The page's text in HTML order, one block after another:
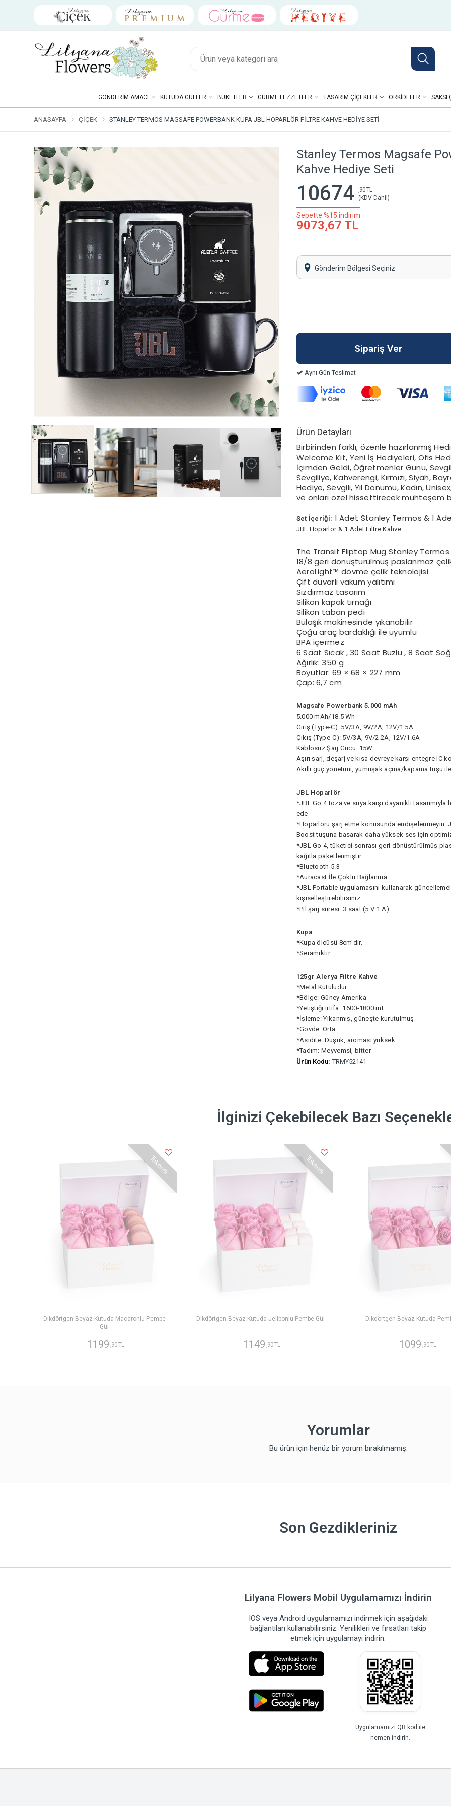
GÖNDERIM AMACI KUTUDA GÜLLER BUKETLER GURME LEZZETLER TASARIM ÇIÇEKLER ORKIDELER SAKSI
ANASAYFA ÇIÇEK STANLEY TERMOS MAGSAFE POWERBANK KUPA JBL HOPARLÖR FILTRE KAHVE HEDIYE SETI
Stanley Termos Magsafe
Kahve Hediye Seti
10674
,90 TL
(KDV Dahil)
Sepette %15 indirim
9073,67 TL
Gönderim Bölgesi Seçiniz
Aynı Gün Teslimat
Ürün Detayları
Birbirinden farklı, özenle hazırlanmış
Welcome Kit, Yeni İş Hediyeleri, Ofis
İçimden Geldi, Öğretmenler Günü,
Sevgiliye, Kahverengi, Kırmızı, Siyah,
Hediye, Sevgili, Yıl Dönümü, Kadın,
ve onları özel hissettirecek muhteşem
Set İçeriği: 1 Adet Stanley Termos & 1
JBL Hoparlör & 1 Adet Filtre Kahve
The Transit Fliptop Mug Stanley Termos
18/8 geri dönüştürülmüş paslanmaz
AeroLight™ dövme çelik teknolojisi
Çift duvarlı vakum yalıtımı
Sızdırmaz tasarım
Silikon kapak tırnağı
Silikon taban pedi
Bulaşık makinesinde yıkanabilir
Çoğu araç bardaklığı ile uyumlu
BPA içermez
6 Saat Sıcak , 30 Saat Buzlu , 8 Saat
Ağırlık: 350 g
Boyutlar: 69 × 68 × 227 mm
Çap: 6,7 cm
Magsafe Powerbank 5.000 mAh
5.000 mAh/18.5 Wh
Giriş (Type-C): 5V/3A, 9V/2A, 12V/1.5A
Çıkış (Type-C): 5V/3A, 9V/2.2A, 12V/1.6A
Kablosuz Şarj Gücü: 15W
Aşırı şarj, deşarj ve kısa devreye karşı entegre IC
Akıllı güç yönetimi, yumuşak açma/kapama tuşu
JBL Hoparlör
*JBL Go 4 toza ve suya karşı dayanıklı
ede
*Hoparlörü şarj etme konusunda endişelenmeyin.
Boost tuşuna basarak daha yüksek ses için
*JBL Go 4, tüketici sonrası geri dönüştürülmüş
kağıtla paketlenmiştir
*Bluetooth 5.3
*Auracast İle Çoklu Bağlanma
*JBL Portable uygulamasını kullanarak
kişiselleştirebilirsiniz
*Pil şarj süresi: 3 saat (5 V 1 A)
Kupa
*Kupa ölçüsü 8cm'dir.
*Seramiktir.
125gr Alerya Filtre Kahve
*Metal Kutuludur.
*Bölge: Güney Amerika
*Yetiştiği irtifa: 1600-1800 mt.
*İşleme: Yıkanmış, güneşte kurutulmuş
*Gövde: Orta
*Asidite: Düşük, aroması yüksek
*Tadım: Meyvemsi, bitter
Ürün Kodu: TRMY52141
İlginizi Çekebilecek Bazı
Tükendi
Dikdörtgen Beyaz Kutuda Macaronlu Pembe
Gül
1199 ,90 TL
Tükendi
Dikdörtgen Beyaz Kutuda Jelibonlu Pembe Gül
1149 ,90 TL
Dikdörtgen Beyaz Kutuda
1099 ,90 TL
Yorumlar
Bu ürün için henüz bir yorum bırakılmamış.
Son Gezdikleriniz
Lilyana Flowers Mobil Uygulamamızı İndirin
IOS veya Android uygulamamızı indirmek için aşağıdaki
bağlantıları kullanabilirsiniz. Yenilikleri ve fırsatları takip
etmek için uygulamayı indirin.
Uygulamamızı QR kod ile
hemen indirin.